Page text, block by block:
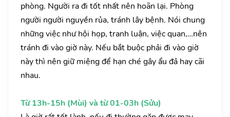
phòng. Người ra đi tốt nhất nên hoãn lại. Phòng
người người nguyền rủa, tránh lây bệnh. Nói chung
những việc như hội họp, tranh luận, việc quan,…nên
tránh đi vào giờ này. Nếu bắt buộc phải đi vào giờ
này thì nên giữ miệng để hạn ché gây ẩu đả hay cãi
nhau.
Từ 13h-15h (Mùi) và từ 01-03h (Sửu)